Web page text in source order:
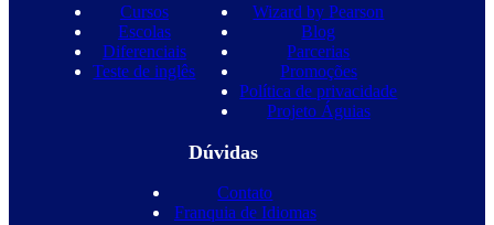
Cursos
Escolas
Diferenciais
Teste de inglês
Wizard by Pearson
Blog
Parcerias
Promoções
Política de privacidade
Projeto Águias
Dúvidas
Contato
Franquia de Idiomas